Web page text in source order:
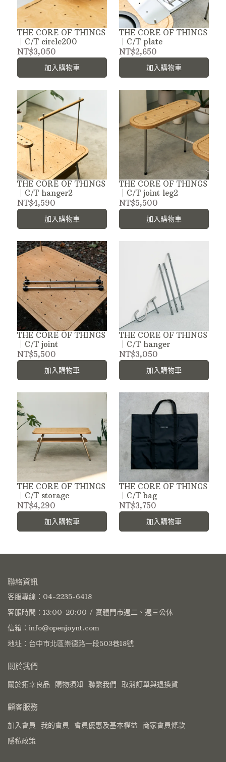
THE CORE OF THINGS
｜C/T circle200
NT$3,050
加入購物車
THE CORE OF THINGS
｜C/T plate
NT$2,650
加入購物車
THE CORE OF THINGS
｜C/T hanger2
NT$4,590
加入購物車
THE CORE OF THINGS
｜C/T joint leg2
NT$5,500
加入購物車
THE CORE OF THINGS
｜C/T joint
NT$5,500
加入購物車
THE CORE OF THINGS
｜C/T hanger
NT$3,050
加入購物車
THE CORE OF THINGS
｜C/T storage
NT$4,290
加入購物車
THE CORE OF THINGS
｜C/T bag
NT$3,750
加入購物車
聯絡資訊
客服專線：04-2235-6418
客服時間：13:00-20:00 / 實體門市週二、週三公休
信箱：info@openjoynt.com
地址：台中市北區崇德路一段503巷18號
關於我們
關於拓幸良品 購物須知 聯繫我們 取消訂單與退換貨
顧客服務
加入會員 我的會員 會員優惠及基本權益
商家會員條款
隱私政策